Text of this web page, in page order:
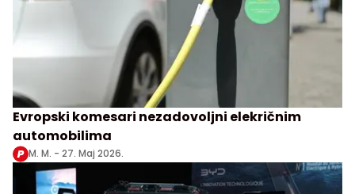
Evropski komesari nezadovoljni elekričnim
automobilima
M. M. - 27. Maj 2026.